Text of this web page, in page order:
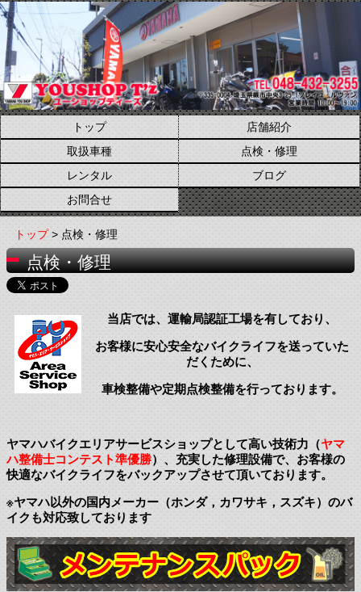
トップ
店舗紹介
取扱車種
点検・修理
レンタル
ブログ
お問合せ
トップ> 点検・修理
点検・修理
当店では、運輸局認証工場を有しており、
お客様に安心安全なバイクライフを送っていた
だくために、
車検整備や定期点検整備を行っております。
ヤマハバイクエリアサービスショップとして高い技術力（ヤマ
ハ整備士コンテスト準優勝）、充実した修理設備で、お客様の
快適なバイクライフをバックアップさせて頂いております。
※ヤマハ以外の国内メーカー（ホンダ，カワサキ，スズキ）のバ
イクも対応致しております